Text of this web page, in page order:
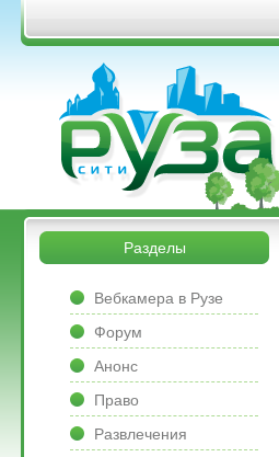
Перейти к основному содержанию
&bsps;
&bsps;
Разделы
Вебкамера в Рузе
Форум
Анонс
Право
Развлечения